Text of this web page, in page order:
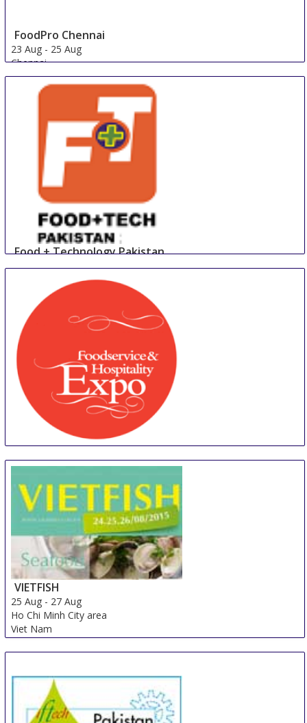
FoodPro Chennai
23 Aug - 25 Aug
Chennai
India
Food + Technology Pakistan
23 Aug-25 Aug
Pakistan
25 Aug-27 Aug
Los Angeles area
United States
VIETFISH
25 Aug - 27 Aug
Ho Chi Minh City area
Viet Nam